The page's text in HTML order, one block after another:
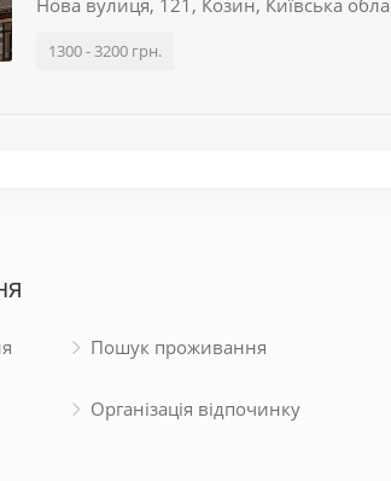
1300 - 3200 грн.
Пошук проживання
Організація відпочинку